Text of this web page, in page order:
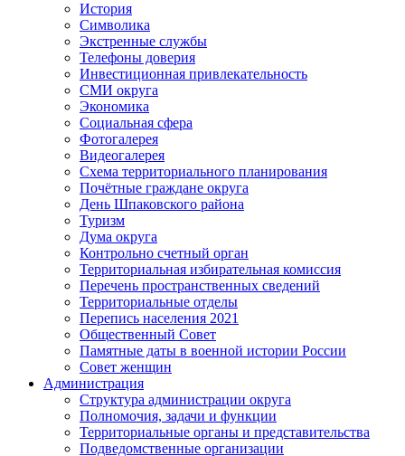
История
Символика
Экстренные службы
Телефоны доверия
Инвестиционная привлекательность
СМИ округа
Экономика
Социальная сфера
Фотогалерея
Видеогалерея
Схема территориального планирования
Почётные граждане округа
День Шпаковского района
Туризм
Дума округа
Контрольно счетный орган
Территориальная избирательная комиссия
Перечень пространственных сведений
Территориальные отделы
Перепись населения 2021
Общественный Совет
Памятные даты в военной истории России
Совет женщин
Администрация
Структура администрации округа
Полномочия, задачи и функции
Территориальные органы и представительства
Подведомственные организации